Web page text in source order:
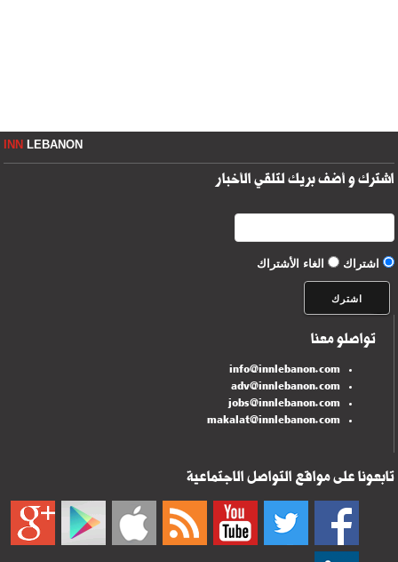
INNLEBANON
اشترك و أضف بريك لتلقي الأخبار
اشتراك الغاء الأشتراك
تواصلو معنا
info@innlebanon.com
adv@innlebanon.com
jobs@innlebanon.com
makalat@innlebanon.com
تابعونا على مواقع التواصل الاجتماعية